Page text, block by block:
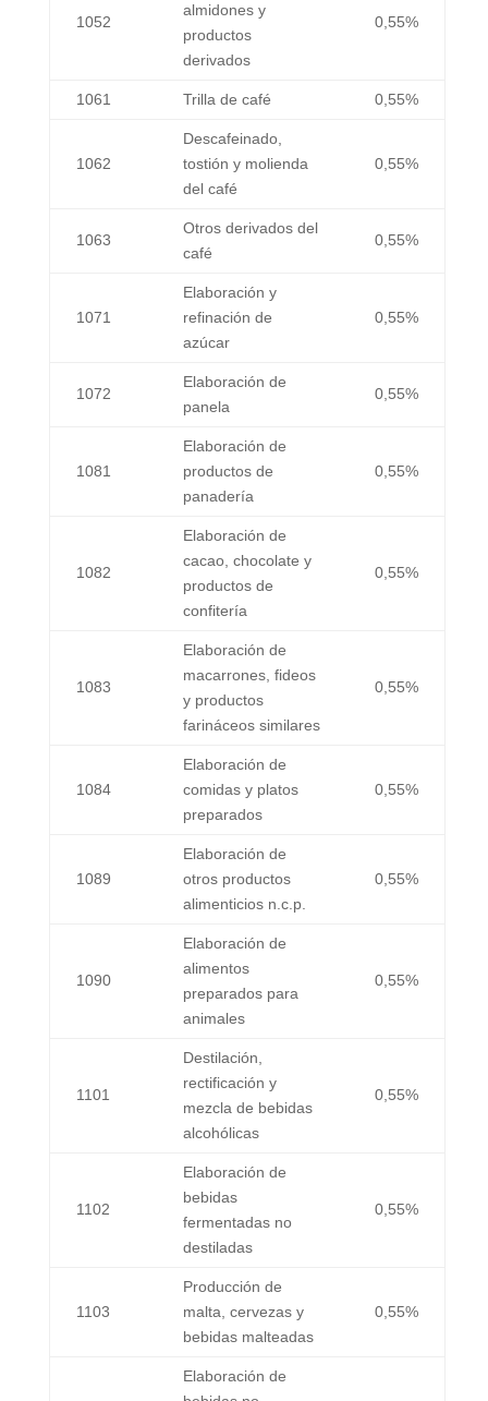
1052
almidones y
productos
derivados
0,55%
1061 Trilla de café 0,55%
1062
Descafeinado,
tostión y molienda
del café
0,55%
1063
Otros derivados del
café
0,55%
1071
Elaboración y
refinación de
azúcar
0,55%
1072
Elaboración de
panela
0,55%
1081
Elaboración de
productos de
panadería
0,55%
1082
Elaboración de
cacao, chocolate y
productos de
confitería
0,55%
1083
Elaboración de
macarrones, fideos
y productos
farináceos similares
0,55%
1084
Elaboración de
comidas y platos
preparados
0,55%
1089
Elaboración de
otros productos
alimenticios n.c.p.
0,55%
1090
Elaboración de
alimentos
preparados para
animales
0,55%
1101
Destilación,
rectificación y
mezcla de bebidas
alcohólicas
0,55%
1102
Elaboración de
bebidas
fermentadas no
destiladas
0,55%
1103
Producción de
malta, cervezas y
bebidas malteadas
0,55%
Elaboración de